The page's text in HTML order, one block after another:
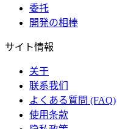
委托
開発の相棒
サイト情報
关于
联系我们
よくある質問 (FAQ)
使用条款